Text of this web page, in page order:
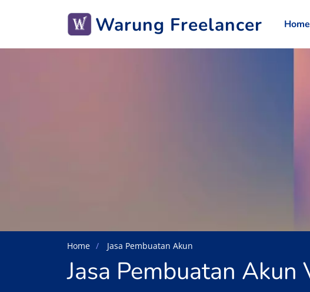
Warung Freelancer Home
Home Jasa Pembuatan Akun
Jasa Pembuatan Akun